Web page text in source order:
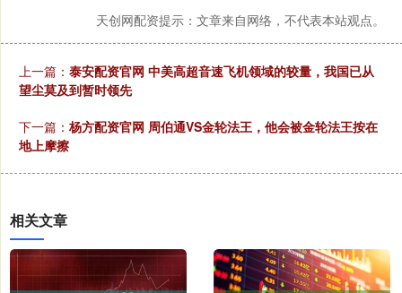
天创网配资提示：文章来自网络，不代表本站观点。
上一篇： 泰安配资官网 中美高超音速飞机领域的较量，我国已从
望尘莫及到暂时领先
下一篇： 杨方配资官网 周伯通VS金轮法王，他会被金轮法王按在
地上摩擦
相关文章